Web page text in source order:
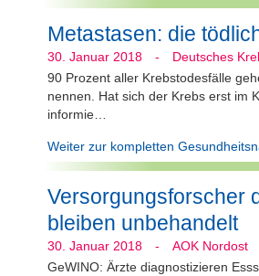
Metastasen: die
30. Januar 2018 -
Deutsches
90 Prozent aller Krebstodesfälle
nennen. Hat sich der Krebs erst im
informie…
Weiter zur kompletten
Versorgungsforscher
bleiben unbehandelt
30. Januar 2018 -
AOK Nordost
GeWINO: Ärzte diagnostizieren